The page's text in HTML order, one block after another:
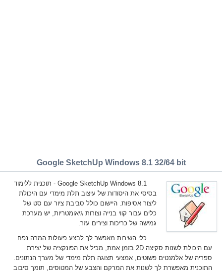
Google SketchUp Windows 8.1 32/64 bit
Google SketchUp Windows 8.1 - תוכנית ללימוד
בסיסי את היסודות של עיצוב תלת מימדי עם היכולת
ליצור אסיפות. היישום כולל סביבת ציור עם סט של
כלים עבור קווי בנייה וצורות גיאומטריות, יש מערכת
גמישה של כריכות וצירים עזר.
כלי השירות מאפשר לך לבצע פעולות המרה נפח
עם היכולת לשנות סקיצה 2D בזמן אמת, מכיל את הפונקציה של יצירת
ספריה של אלמנטים פשוטים, אמצעי תצוגה תלת מימדי של מערך הנתונים.
התוכנית מאפשרת לך לשנות את המרקם והצבע של המטוסים, תומך סיבוב